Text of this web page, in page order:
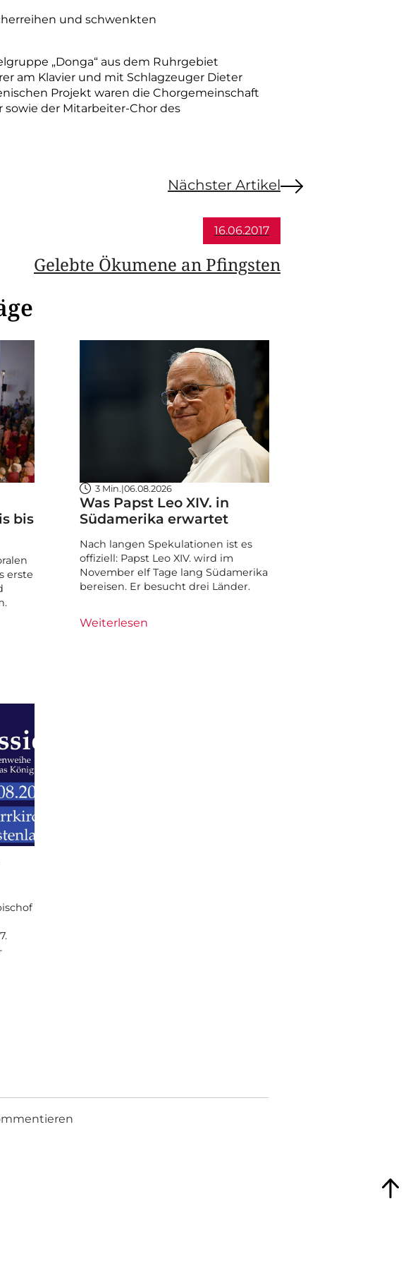
und schwenkten
„Donga“ aus dem Ruhrgebiet
am Klavier und mit Schlagzeuger Dieter
Projekt waren die Chorgemeinschaft
sowie der Mitarbeiter-Chor des
Nächster Artikel
16.06.2017
Gelebte Ökumene an Pfingsten
bis
erste
3 Min.|06.08.2026
Was Papst Leo XIV. in
Südamerika erwartet
Nach langen Spekulationen ist es
offiziell: Papst Leo XIV. wird im
November elf Tage lang Südamerika
bereisen. Er besucht drei Länder.
Weiterlesen